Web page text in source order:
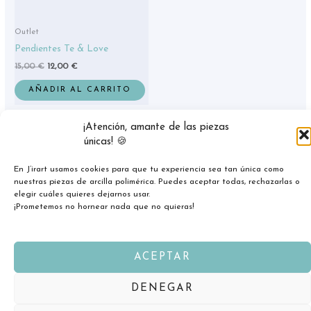
¡Atención, amante de las piezas
únicas! 🍪
En J’irart usamos cookies para que tu experiencia sea tan única como
nuestras piezas de arcilla polimérica. Puedes aceptar todas, rechazarlas o
elegir cuáles quieres dejarnos usar.
¡Prometemos no hornear nada que no quieras!
ACEPTAR
DENEGAR
Outlet
Pendientes Te & Love
15,00€ 12,00 €
AÑADIR AL CARRITO
Copyright © 2026 jirart.com